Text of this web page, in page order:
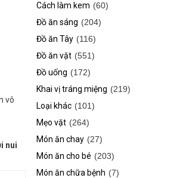
vô
nui
Cách làm kem (60)
Đồ ăn sáng (204)
Đồ ăn Tây (116)
Đồ ăn vặt (551)
Đồ uống (172)
Khai vị tráng miệng (219)
Loại khác (101)
Mẹo vặt (264)
Món ăn chay (27)
Món ăn cho bé (203)
Món ăn chữa bệnh (7)